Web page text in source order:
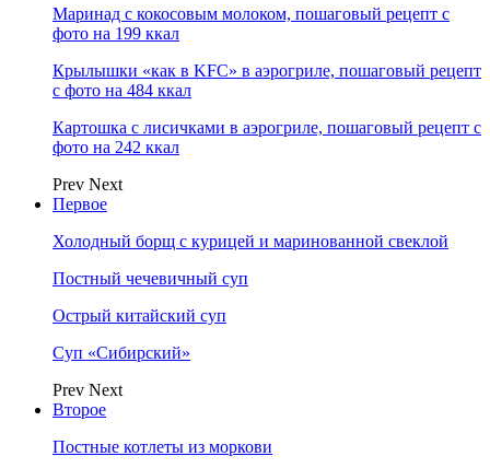
Маринад с кокосовым молоком, пошаговый рецепт с
фото на 199 ккал
Крылышки «как в KFC» в аэрогриле, пошаговый рецепт
с фото на 484 ккал
Картошка с лисичками в аэрогриле, пошаговый рецепт с
фото на 242 ккал
Prev Next
Первое
Холодный борщ с курицей и маринованной свеклой
Постный чечевичный суп
Острый китайский суп
Суп «Сибирский»
Prev Next
Второе
Постные котлеты из моркови